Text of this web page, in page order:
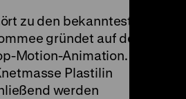
zu den bekanntesten
gründet auf dem
Motion-Animation.
Plastilin
werden